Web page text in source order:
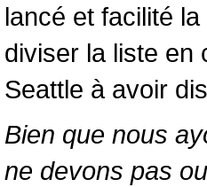
lancé et facilité
diviser la liste en
Seattle à avoir
Bien que nous
ne devons pas